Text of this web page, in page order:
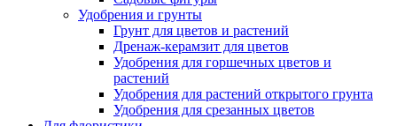
Удобрения и грунты
Грунт для цветов и растений
Дренаж-керамзит для цветов
Удобрения для горшечных цветов и
растений
Удобрения для растений открытого грунта
Удобрения для срезанных цветов